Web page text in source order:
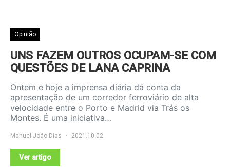
Opinião
UNS FAZEM OUTROS OCUPAM-SE COM
QUESTÕES DE LANA CAPRINA
Ontem e hoje a imprensa diária dá conta da
apresentação de um corredor ferroviário de alta
velocidade entre o Porto e Madrid via Trás os
Montes. É uma iniciativa…
Manuel João Dias 2021.10.02
Ver artigo